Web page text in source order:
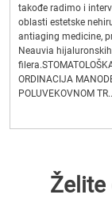
takođe radimo i
oblasti estetske
antiaging medicine,
Neauvia hijaluronskih
ORDINACIJA
POLUVEKOVNOM
Želite